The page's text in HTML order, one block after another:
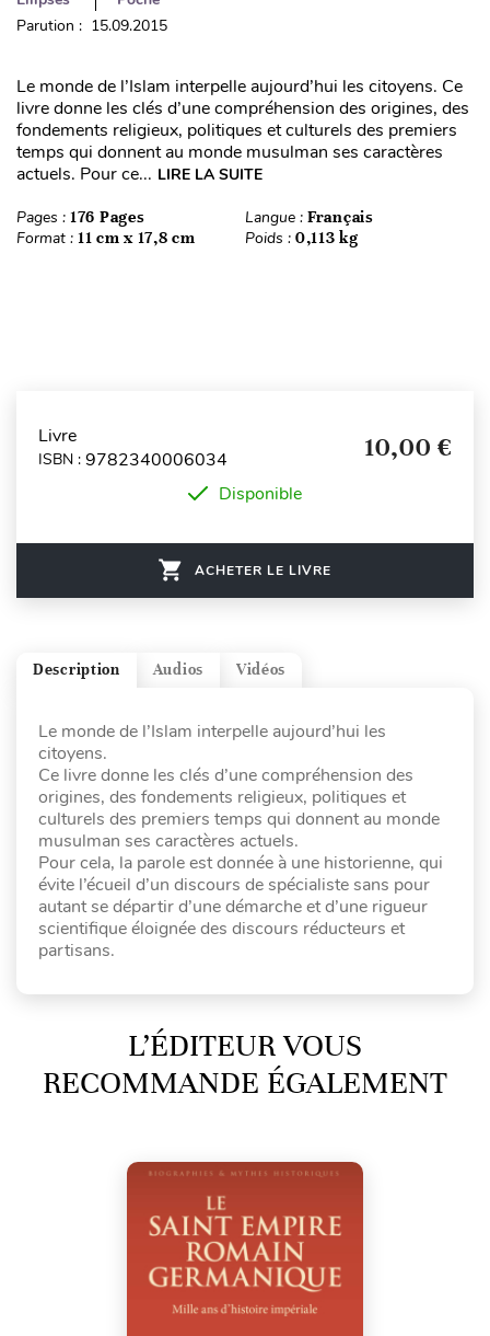
Parution : 15.09.2015
Le monde de l’Islam interpelle aujourd’hui les citoyens. Ce
livre donne les clés d’une compréhension des origines, des
fondements religieux, politiques et culturels des premiers
temps qui donnent au monde musulman ses caractères
actuels. Pour ce... LIRE LA SUITE
Pages : 176 Pages Langue : Français
Format : 11 cm x 17,8 cm Poids : 0,113 kg
Livre
ISBN : 9782340006034 10,00 €
Disponible
ACHETER LE LIVRE
Vidéos
Audios
Description
Le monde de l’Islam interpelle aujourd’hui les
citoyens.
Ce livre donne les clés d’une compréhension des
origines, des fondements religieux, politiques et
culturels des premiers temps qui donnent au monde
musulman ses caractères actuels.
Pour cela, la parole est donnée à une historienne, qui
évite l’écueil d’un discours de spécialiste sans pour
autant se départir d’une démarche et d’une rigueur
scientifique éloignée des discours réducteurs et
partisans.
L’ÉDITEUR VOUS
RECOMMANDE ÉGALEMENT